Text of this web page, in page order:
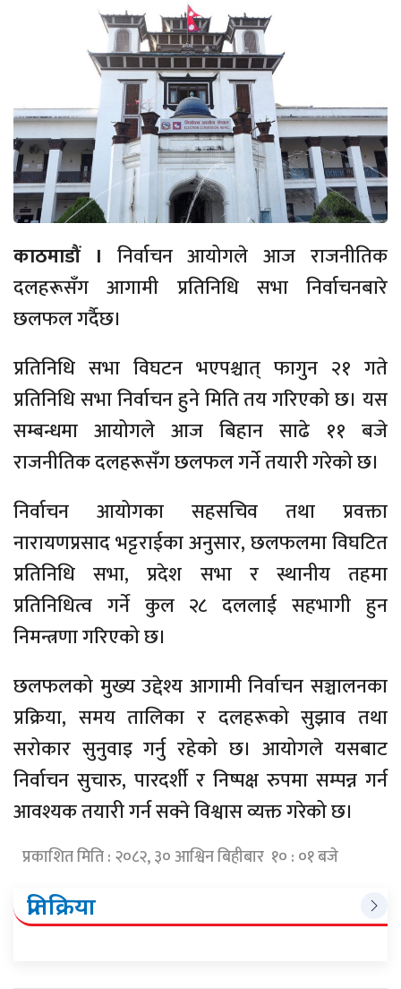
काठमाडौं । निर्वाचन आयोगले आज राजनीतिक
दलहरूसँग आगामी प्रतिनिधि सभा निर्वाचनबारे
छलफल गर्दैछ।
प्रतिनिधि सभा विघटन भएपश्चात् फागुन २१ गते
प्रतिनिधि सभा निर्वाचन हुने मिति तय गरिएको छ। यस
सम्बन्धमा आयोगले आज बिहान साढे ११ बजे
राजनीतिक दलहरूसँग छलफल गर्ने तयारी गरेको छ।
निर्वाचन आयोगका सहसचिव तथा प्रवक्ता
नारायणप्रसाद भट्टराईका अनुसार, छलफलमा विघटित
प्रतिनिधि सभा, प्रदेश सभा र स्थानीय तहमा
प्रतिनिधित्व गर्ने कुल २८ दललाई सहभागी हुन
निमन्त्रणा गरिएको छ।
छलफलको मुख्य उद्देश्य आगामी निर्वाचन सञ्चालनका
प्रक्रिया, समय तालिका र दलहरूको सुझाव तथा
सरोकार सुनुवाइ गर्नु रहेको छ। आयोगले यसबाट
निर्वाचन सुचारु, पारदर्शी र निष्पक्ष रुपमा सम्पन्न गर्न
आवश्यक तयारी गर्न सक्ने विश्वास व्यक्त गरेको छ।
प्रकाशित मिति : २०८२, ३० आश्विन बिहीबार १० : ०१ बजे
प्रतिक्रिया